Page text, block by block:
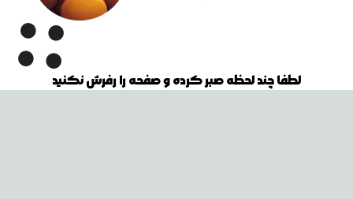
لطفا چند لحظه صبر کرده و صفحه را رفرش نکنید